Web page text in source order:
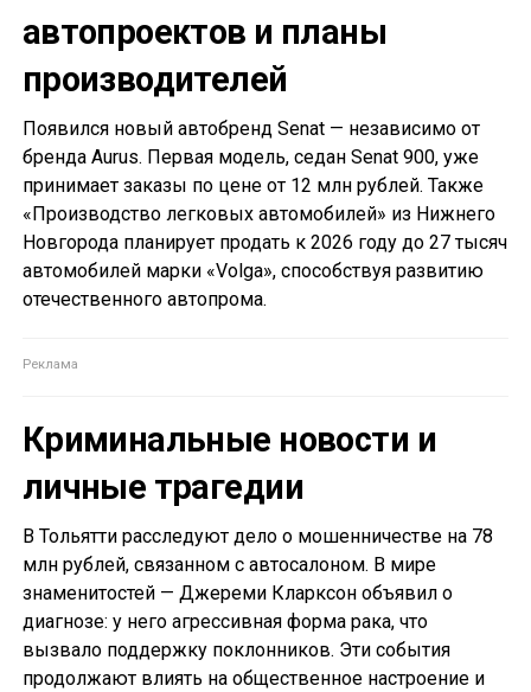
автопроектов и планы
производителей
Появился новый автобренд Senat — независимо от
бренда Aurus. Первая модель, седан Senat 900, уже
принимает заказы по цене от 12 млн рублей. Также
«Производство легковых автомобилей» из Нижнего
Новгорода планирует продать к 2026 году до 27 тысяч
автомобилей марки «Volga», способствуя развитию
отечественного автопрома.
Криминальные новости и
личные трагедии
В Тольятти расследуют дело о мошенничестве на 78
млн рублей, связанном с автосалоном. В мире
знаменитостей — Джереми Кларксон объявил о
диагнозе: у него агрессивная форма рака, что
вызвало поддержку поклонников. Эти события
продолжают влиять на общественное настроение и